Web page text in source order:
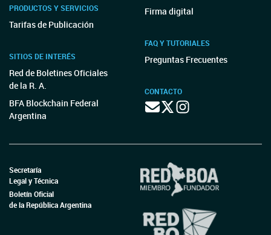
PRODUCTOS Y SERVICIOS
Tarifas de Publicación
SITIOS DE INTERÉS
Red de Boletines Oficiales
de la R. A.
BFA Blockchain Federal
Argentina
Firma digital
FAQ Y TUTORIALES
Preguntas Frecuentes
CONTACTO
Secretaría
Legal y Técnica
Boletín Oficial
de la República Argentina